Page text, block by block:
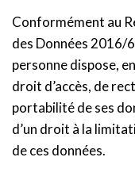
Conformément au
des Données 2016/
personne dispose,
droit d’accès, de
portabilité de ses
d’un droit à la
de ces données.